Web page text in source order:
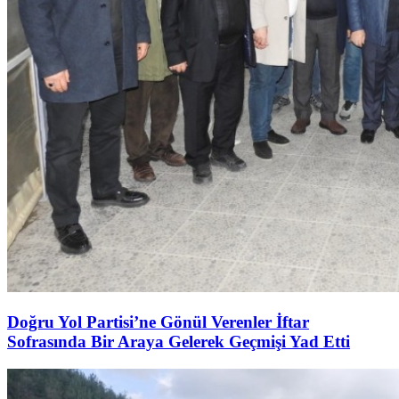
Doğru Yol Partisi’ne Gönül Verenler İftar
Sofrasında Bir Araya Gelerek Geçmişi Yad Etti